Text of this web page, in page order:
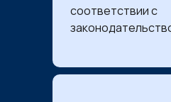
соответствии с